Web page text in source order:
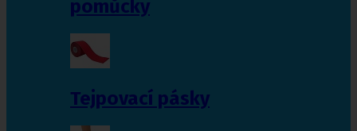
pomůcky
Tejpovací pásky